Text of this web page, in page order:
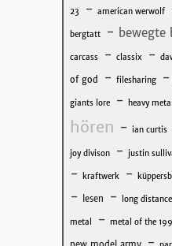
23 - american werwolf
bergtatt - bewegte
carcass - classix -
of god - filesharing -
giants lore - heavy
hören - ian curtis
joy divison - justin
- kraftwerk -
- lesen - long
metal - metal of the